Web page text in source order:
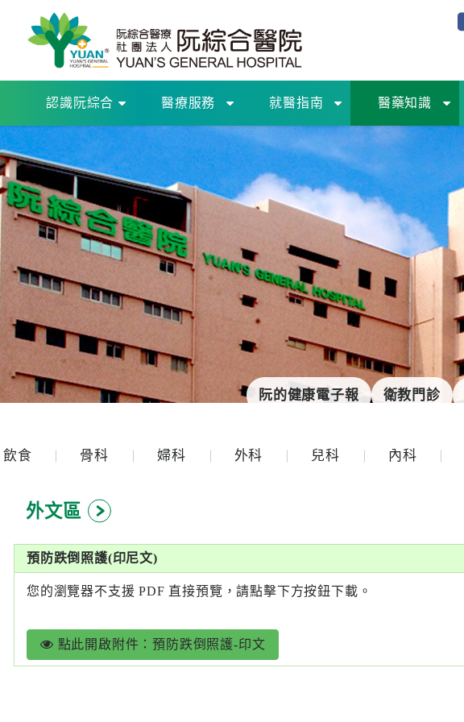
認識阮綜合 醫療服務 就醫指南 醫藥知識
阮的健康電子報 衛教門診
飲食 骨科 婦科 外科 兒科 內科
外文區
預防跌倒照護(印尼文)
您的瀏覽器不支援 PDF 直接預覽，請點擊下方按鈕下載。
點此開啟附件：預防跌倒照護-印文